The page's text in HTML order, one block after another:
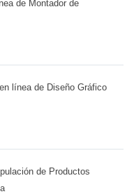
de Montador de
línea de Diseño Gráfico
de Productos